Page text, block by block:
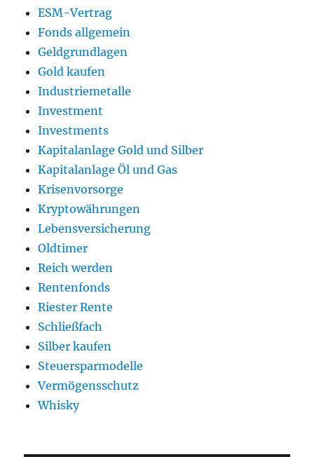
ESM-Vertrag
Fonds allgemein
Geldgrundlagen
Gold kaufen
Industriemetalle
Investment
Investments
Kapitalanlage Gold und Silber
Kapitalanlage Öl und Gas
Krisenvorsorge
Kryptowährungen
Lebensversicherung
Oldtimer
Reich werden
Rentenfonds
Riester Rente
Schließfach
Silber kaufen
Steuersparmodelle
Vermögensschutz
Whisky